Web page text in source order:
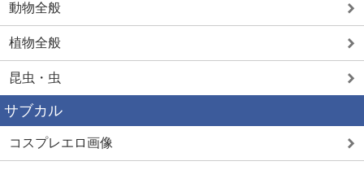
動物全般
植物全般
昆虫・虫
サブカル
コスプレエロ画像